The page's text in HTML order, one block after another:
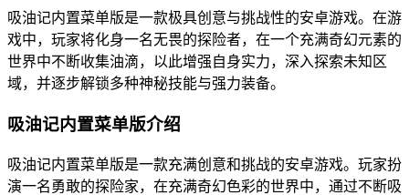
吸油记内置菜单版是一款极具创意与挑战性的安卓游戏。在游
戏中，玩家将化身一名无畏的探险者，在一个充满奇幻元素的
世界中不断收集油滴，以此增强自身实力，深入探索未知区
域，并逐步解锁多种神秘技能与强力装备。
吸油记内置菜单版介绍
吸油记内置菜单版是一款充满创意和挑战的安卓游戏。玩家扮
演一名勇敢的探险家，在充满奇幻色彩的世界中，通过不断吸